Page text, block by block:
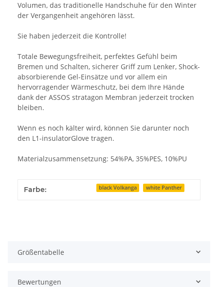
Volumen, das traditionelle Handschuhe für den Winter
der Vergangenheit angehören lässt.
Sie haben jederzeit die Kontrolle!
Totale Bewegungsfreiheit, perfektes Gefühl beim
Bremen und Schalten, sicherer Griff zum Lenker, Shock-
absorbierende Gel-Einsätze und vor allem ein
hervorragender Wärmeschutz, bei dem Ihre Hände
dank der ASSOS stratagon Membran jederzeit trocken
bleiben.
Wenn es noch kälter wird, können Sie darunter noch
den L1-insulatorGlove tragen.
Materialzusammensetzung: 54%PA, 35%PES, 10%PU
Farbe: black Volkanga white Panther
Größentabelle
Bewertungen